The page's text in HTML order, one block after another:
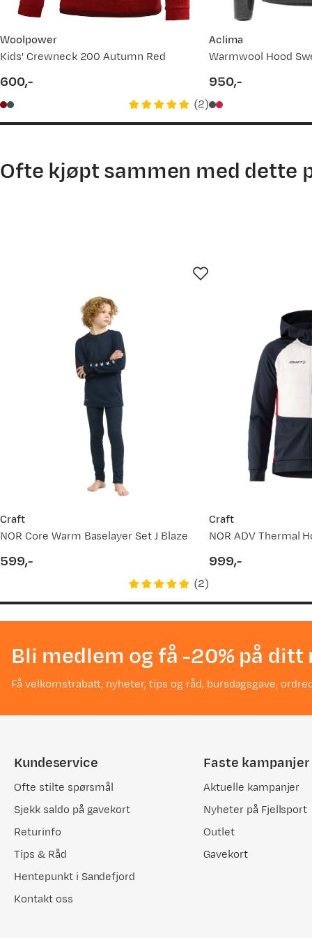
01.12.2025
30.10.2025
Woolpower
Kids' Crewneck 200 Autumn Red
600,-
(2)
Aclima
950,-
Ofte kjøpt sammen med dette
Craft
NOR Core Warm Baselayer Set J Blaze
599,-
(2)
Craft
999,-
Bli medlem og få -20% på
Få velkomstrabatt, nyheter, tips og råd, bursdagsgave,
Kundeservice
Ofte stilte spørsmål
Sjekk saldo på gavekort
Returinfo
Tips & Råd
Hentepunkt i Sandefjord
Kontakt oss
Faste kampanjer
Aktuelle kampanjer
Nyheter på Fjellsport
Outlet
Gavekort